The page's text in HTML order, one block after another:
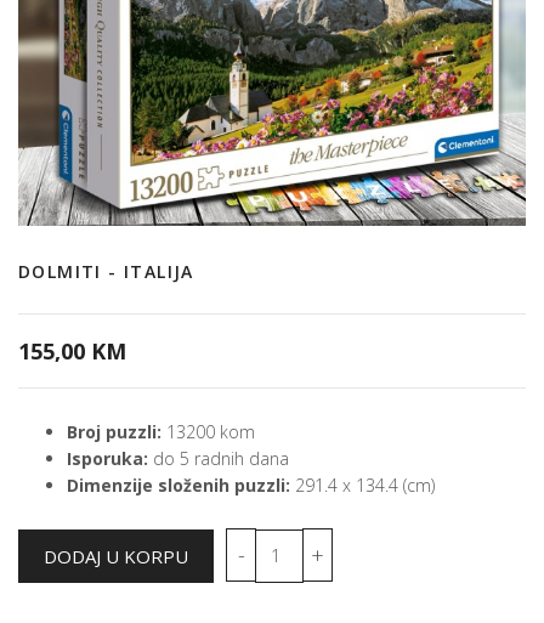
DOLMITI - ITALIJA
155,00 KM
Broj puzzli: 13200 kom
Isporuka: do 5 radnih dana
Dimenzije složenih puzzli: 291.4 x 134.4 (cm)